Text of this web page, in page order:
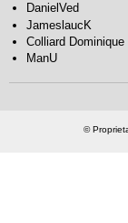
DanielVed
JameslaucK
Colliard Dominique
ManU
©